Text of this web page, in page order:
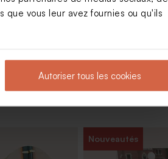
vous leur avez fournies ou qu'ils
Autoriser tous les cookies
Nouveautés